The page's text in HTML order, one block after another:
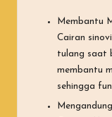
Membantu
Cairan
tulang saat
membantu
sehingga